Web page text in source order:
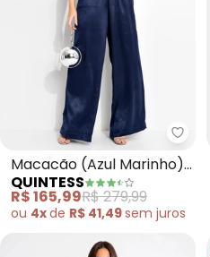
Macacão (Azul Marinho)
em Crepe Plano
Aveludado
QUINTESS
R$ 165,99R$ 279,99
ou 4xde R$ 41,49sem juros